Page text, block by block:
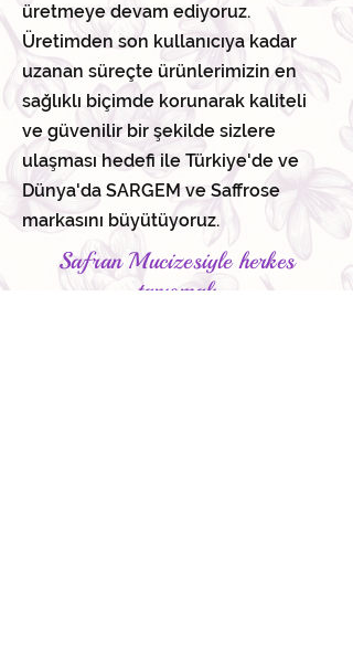
üretmeye devam ediyoruz.
Üretimden son kullanıcıya kadar
uzanan süreçte ürünlerimizin en
sağlıklı biçimde korunarak kaliteli
ve güvenilir bir şekilde sizlere
ulaşması hedefi ile Türkiye'de ve
Dünya'da SARGEM ve Saffrose
markasını büyütüyoruz.
Safran Mucizesiyle herkes
tanışmalı